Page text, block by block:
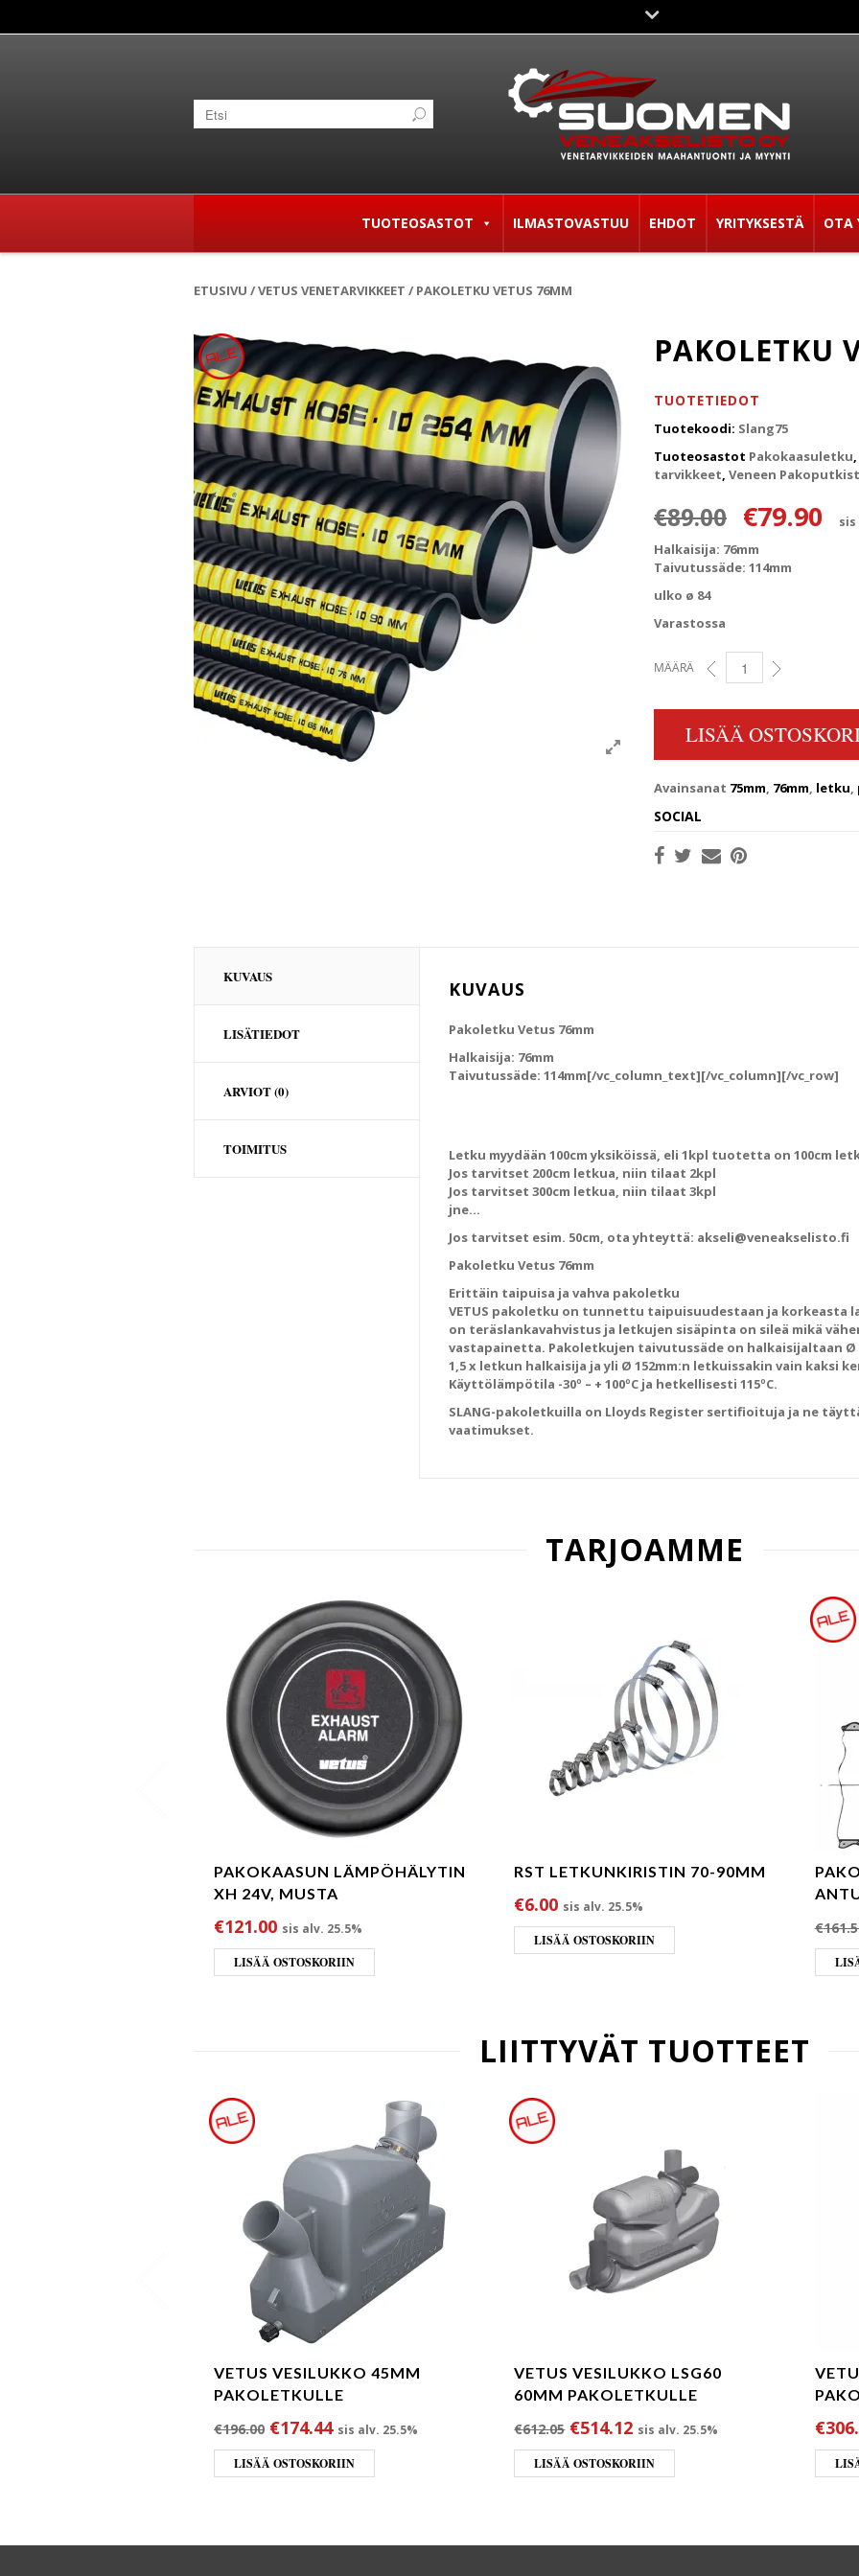
TUOTEOSASTOT ILMASTOVASTUU EHDOT YRITYKSESTÄ OTA
ETUSIVU /VETUS VENETARVIKKEET / PAKOLETKU VETUS 76MM
PAKOLETKU
TUOTETIEDOT
Tuotekoodi: Slang75
Tuoteosastot Pakokaasuletku,
tarvikkeet, Veneen
€89.00 €79.90 sis
Halkaisija: 76mm
Taivutussäde: 114mm
ulko ø 84
Varastossa
MÄÄRÄ PAKOLETKU VETUS 76MM
LISÄÄ
Avainsanat 75mm, 76mm, letku,
SOCIAL
KUVAUS
LISÄTIEDOT
ARVIOT (0)
TOIMITUS
KUVAUS
Pakoletku Vetus 76mm
Halkaisija: 76mm
Taivutussäde: 114mm[/vc_column_text][/vc_column][/vc_row]
Letku myydään 100cm yksiköissä, eli 1kpl tuotetta on 100cm
Jos tarvitset 200cm letkua, niin tilaat 2kpl
Jos tarvitset 300cm letkua, niin tilaat 3kpl
jne…
Jos tarvitset esim. 50cm, ota yhteyttä: akseli@veneakselisto.fi
Pakoletku Vetus 76mm
Erittäin taipuisa ja vahva pakoletku
VETUS pakoletku on tunnettu taipuisuudestaan ja korkeasta
on teräslankavahvistus ja letkujen sisäpinta on sileä mikä
vastapainetta. Pakoletkujen taivutussäde on halkaisijaltaan Ø
1,5 x letkun halkaisija ja yli Ø 152mm:n letkuissakin vain kaksi
Käyttölämpötila -30º – + 100ºC ja hetkellisesti 115ºC.
SLANG-pakoletkuilla on Lloyds Register sertifioituja ja ne
vaatimukset.
TARJOAMME
PAKOKAASUN LÄMPÖHÄLYTIN
XH 24V, MUSTA
€121.00 sis alv. 25.5%
LISÄÄ OSTOSKORIIN
RST LETKUNKIRISTIN 70-90MM
€6.00 sis alv. 25.5%
LISÄÄ OSTOSKORIIN
€
LIITTYVÄT TUOTTEET
VETUS VESILUKKO 45MM
PAKOLETKULLE
€196.00 Alkuperäinen hinta oli: €196.00.
€174.44Nykyinen hinta on: €174.44.
sis alv. 25.5%
LISÄÄ OSTOSKORIIN
VETUS VESILUKKO LSG60
60MM PAKOLETKULLE
€612.05 Alkuperäinen hinta oli: €612.05.
€514.12Nykyinen hinta on:
sis alv. 25.5%
LISÄÄ OSTOSKORIIN
€